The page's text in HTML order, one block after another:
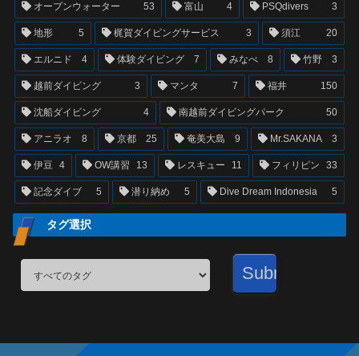
オープンウォーター 53 富山 4 PSQdivers 3
地形 5 梶賀ダイビングサービス 3 須江 20
エルニド 4 体験ダイビング 7 みなべ 8 竹野 3
越前ダイビング 3 マンタ 7 福井 150
沈船ダイビング 4 南越前ダイビングパーク 50
アニラオ 8 京都 25 奄美大島 9 Mr.SAKANA 3
伊豆 4 OW講習 13 レスキュー 11 フィリピン 33
記念ダイブ 5 潜り納め 5 Dive Dream Indonesia 5
タグ選択